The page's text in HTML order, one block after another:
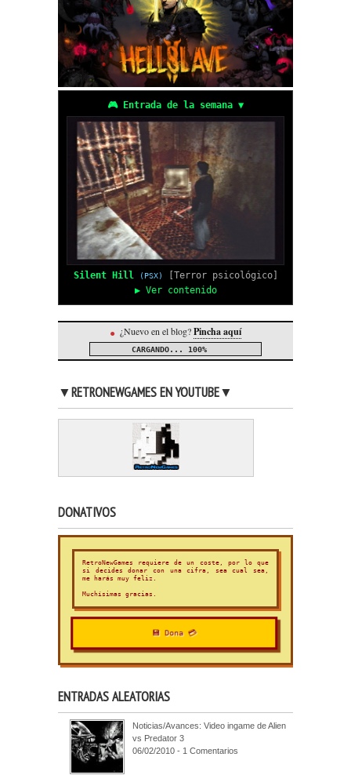
🎮 Entrada de la semana ▼
Silent Hill (PSX)
[Terror psicológico]
▶ Ver contenido
● ¿Nuevo en el blog?Pincha aquí
CARGANDO... 100%
▼RETRONEWGAMES EN YOUTUBE▼
DONATIVOS
RetroNewGames requiere de un coste, por lo que
si decides donar con una cifra, sea cual sea,
me harás muy feliz.
Muchísimas gracias.
💾 Dona 💳
ENTRADAS ALEATORIAS
Noticias/Avances: Video ingame de Alien
vs Predator 3
06/02/2010 - 1 Comentarios